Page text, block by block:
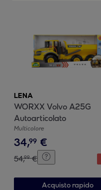
LENA
WORXX Volvo A25G
Autoarticolato
Multicolore
34,99 €
54,99 €
Acquisto rapido